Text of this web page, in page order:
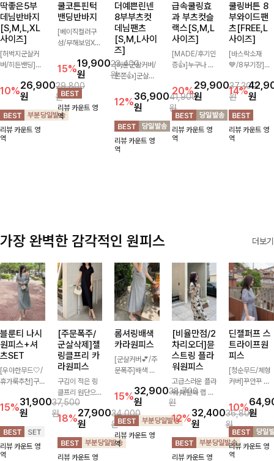
딱좋은5부
데님반바지
[S,M,L,XL
사이즈]
[허벅지군살커
버/히든밴딩]여
와이드핏과 부담
없는 5부 기장
으로 편안하게
즐기기 좋은 데
님 팬츠 ✨ 빈티
지한 워싱감이
10%26,900
원
29,800
원
리뷰 카운트 영
역
쿨코튼핀턱
밴딩반바지
[베이직컬러구
성/부해보임X]
지는 핏으로 편
안하면서도 멋스
럽게 입어지는
밴딩 반바지🤎
넉넉한 포켓 디
테일 더해져 데
15%19,900
원
23,400
원
리뷰 카운트 영
역
더예쁜린넨
8부부츠컷
데님팬츠
[S,M,L사이
즈]
[미운군살커버/
쫀쫀👍]군살을
부츠컷 핏에 발
목이 드러나는
8부 기장으로
다리를 슬림하고
길어보이게 만들
어주며 생지 소
12%36,900
원
41,900
원
리뷰 카운트 영
역
급속쿨링효
과 부츠컷슬
랙스[S,M,L
사이즈]
[MADE/후기인
증👍]누구나 갖
스:)베이직하지
만 부츠컷으로
이쁜 핏 연출은
물론,쫀쫀한 스
판끼로 하루종일
편안하게!
20%29,900
원
37,300
원
리뷰 카운트 영
역
쿨링버튼 8
부와이드팬
츠[FREE,L
사이즈]
[바스락소재
💙/8부기장]사
일이 은은한 포
인트가 되어주는
와이드 팬츠입니
다. 여유롭게 떨
어지는 실루엣과
가볍게 바스락거
14%원
리뷰 카운트 영
역
가장 완벽한 감각적인 원피스 더보기
블룬티 나시
원피스+셔
츠SET
[우아한무드🤍/
휴가룩추천]구
소재의 나시원피
스+셔츠 조합으
로 코디 걱정없
이 여성스럽고
편안하게 즐길
수 있는 아이템
15%31,900
원
37,500
원
리뷰 카운트 영
역
[주문폭주/
군살삭제]젤
링클프리 카
라원피스
구김이 적은 링
클프리 원단으로
항상 깔끔하게
착용 가능하며
일자로 떨어지는
넉넉한 핏으로
군살을 완벽히
커버해주는 원피
18%27,900
원
34,000
원
리뷰 카운트 영
롬셔링배색
카라원피스
[군살커버💕/주
문폭주]배색 카
패턴으로 캐주얼
한 무드를 더한
롱 원피스 🖤 셔
링 디테일과 쫀
쫀한 스판 소재
로 편안하면서도
15%32,900
원
38,700
원
리뷰 카운트 영
역
[비율만점/2
차리오더]뮨
스트링 플라
워원피스
고급스러운 플라
워 패턴과 랩 디
자인으로 여성스
러우면서 세련된
분위기를 더해주
며 스트링이 내
장되어있어 슬림
하게 핏을 조절
12%32,400
원
36,800
원
리뷰 카운트 영
딘젤퍼프 스
트라이프원
피스
[청순무드/체형
커버]꾸안꾸 무
볍고 산뜻한 착
용감으로 여름
내내 손이 자주
가는 원피스예
요- 은은한 스트
라이프 패턴과
10%원
리뷰 카운트 영
역